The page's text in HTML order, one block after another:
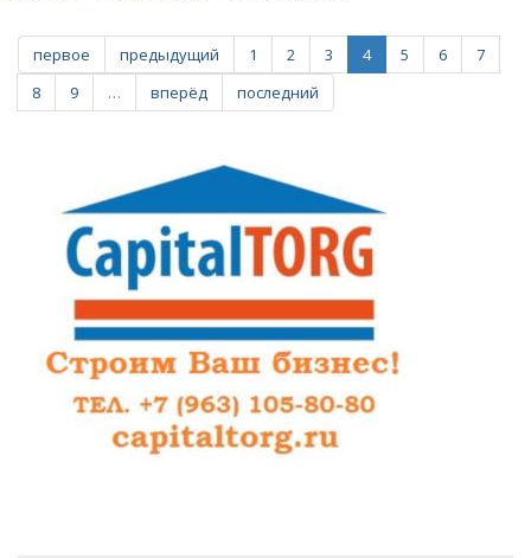
Радаева
втянула
Придонья»
первое предыдущий 1 2 3 4 5 6
7
8
9 … вперёд последний